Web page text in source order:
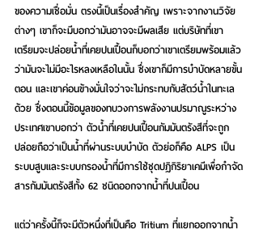
ของความเชื่อมั่น ตรงนี้เป็นเรื่องสำคัญ เพราะจากงานวิจัย
ต่างๆ เขาก็จะมีบอกว่ามันอาจจะมีผลเสีย แต่บริษัทที่เขา
เตรียมจะปล่อยน้ำที่เคยปนเปื้อนก็บอกว่าเขาเตรียมพร้อมแล้ว
ว่ามันจะไม่มีอะไรหลงเหลือในนั้น ซึ่งเขาก็มีการบำบัดหลายขั้น
ตอน และเขาค่อนข้างมั่นใจว่าจะไม่กระทบกับสัตว์น้ำในทะเล
ด้วย ซึ่งตอนนี้ข้อมูลของทบวงการพลังงานปรมาณูระหว่าง
ประเทศเขาบอกว่า ตัวน้ำที่เคยปนเปื้อนกัมมันตรังสีที่จะถูก
ปล่อยถือว่าเป็นน้ำที่ผ่านระบบบำบัด ตัวย่อก็คือ ALPS เป็น
ระบบสูบและระบบกรองน้ำที่มีการใช้ชุดปฏิกิริยาเคมีเพื่อกำจัด
สารกัมมันตรังสีทั้ง 62 ชนิดออกจากน้ำที่ปนเปื้อน
แต่ว่าครั้งนี้ก็จะมีตัวหนึ่งที่เป็นคือ Tritium ที่แยกออกจากน้ำ